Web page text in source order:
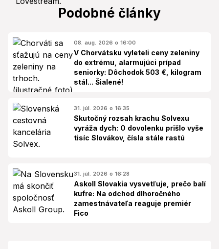
Podobné články
08. aug. 2026 o 16:00
V Chorvátsku vyleteli ceny zeleniny
do extrému, alarmujúci prípad
seniorky: Dôchodok 503 €, kilogram
stál... Šialené!
31. júl. 2026 o 16:35
Skutočný rozsah krachu Solvexu
vyráža dych: O dovolenku prišlo vyše
tisíc Slovákov, čísla stále rastú
31. júl. 2026 o 16:28
Askoll Slovakia vysvetľuje, prečo balí
kufre: Na odchod dlhoročného
zamestnávateľa reaguje premiér
Fico